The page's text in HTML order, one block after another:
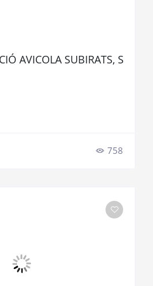
AVICOLA SUBIRATS, S
758